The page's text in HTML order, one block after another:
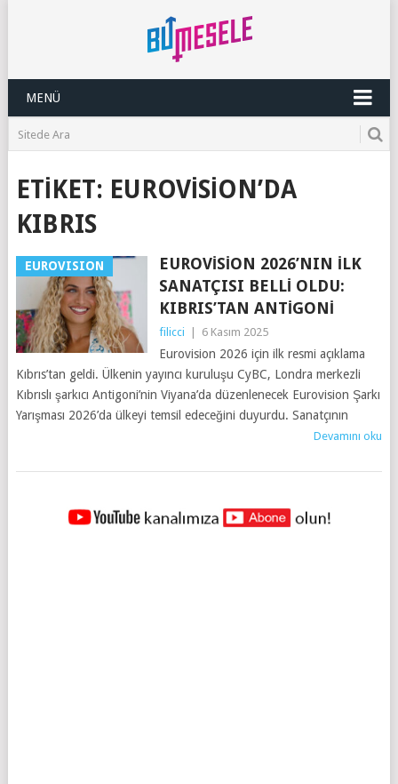
MENÜ
ETIKET: EUROVISION’DA
KIBRIS
EUROVISION
EUROVISION 2026’NIN İLK
SANATÇISI BELLI OLDU:
KIBRIS’TAN ANTIGONI
filicci 6 Kasım 2025
Eurovision 2026 için ilk resmi açıklama
Kıbrıs’tan geldi. Ülkenin yayıncı kuruluşu CyBC, Londra merkezli
Kıbrıslı şarkıcı Antigoni’nin Viyana’da düzenlenecek Eurovision Şarkı
Yarışması 2026’da ülkeyi temsil edeceğini duyurdu. Sanatçının
Devamını oku
YAZILAR